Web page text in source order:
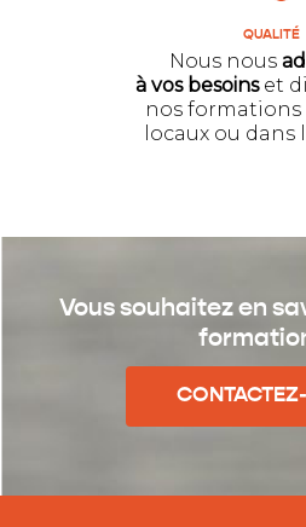
QUALITÉ
Nous nous
à vos besoinset
nos formations
locaux ou dans
Vous souhaitez en